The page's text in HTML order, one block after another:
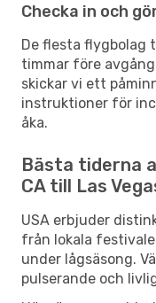
Checka in och
De flesta flygbolag
timmar före
skickar vi ett
instruktioner för
åka.
Bästa tiderna
CA till Las
USA erbjuder
från lokala
under lågsäsong.
pulserande och